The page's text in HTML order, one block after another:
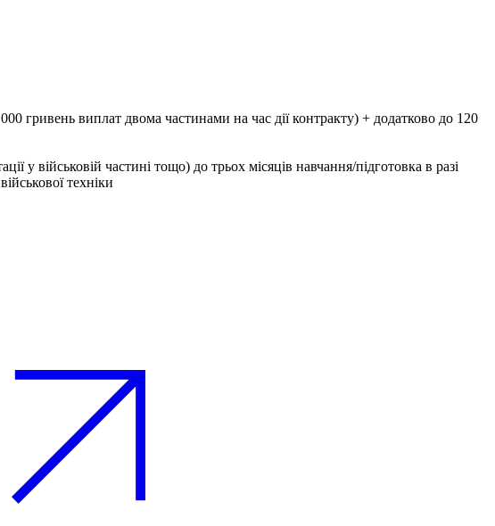
гривень виплат двома частинами на час дії контракту) + додатково до 120
у військовій частині тощо) до трьох місяців навчання/підготовка в разі
техніки